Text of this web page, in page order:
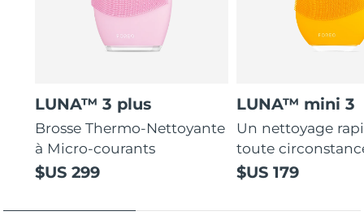
LUNA™ 3 plus
Brosse Thermo-Nettoyante
à Micro-courants
$US 299
LUNA™ mini 3
Un nettoyage
toute
$US 179